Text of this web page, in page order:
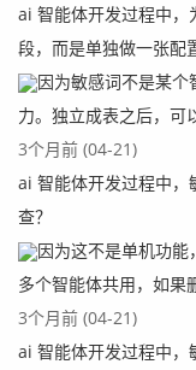
ai 智能体开发过程中，
段，而是单独做一张配
因为敏感词不是某
力。独立成表之后，可
3个月前 (04-21)
ai 智能体开发过程中
查？
因为这不是单机功
多个智能体共用，如果
3个月前 (04-21)
ai 智能体开发过程中，